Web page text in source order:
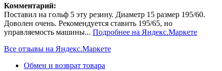
Комментарий:
Поставил на гольф 5 эту резину. Диаметр 15 размер 195/60.
Доволен очень. Рекомендуется ставить 195/65, но
управляемость машины... Подробнее на Яндекс.Маркете
Все отзывы на Яндекс.Маркете
Обмен и возврат товара